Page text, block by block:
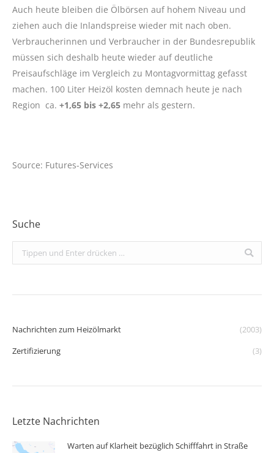
Auch heute bleiben die Ölbörsen auf hohem Niveau und
ziehen auch die Inlandspreise wieder mit nach oben.
Verbraucherinnen und Verbraucher in der Bundesrepublik
müssen sich deshalb heute wieder auf deutliche
Preisaufschläge im Vergleich zu Montagvormittag gefasst
machen. 100 Liter Heizöl kosten demnach heute je nach
Region ca. +1,65 bis +2,65 mehr als gestern.
Source: Futures-Services
Suche
Search:
Nachrichten zum Heizölmarkt
(2003)
Zertifizierung
(3)
Letzte Nachrichten
Warten auf Klarheit bezüglich Schifffahrt in Straße